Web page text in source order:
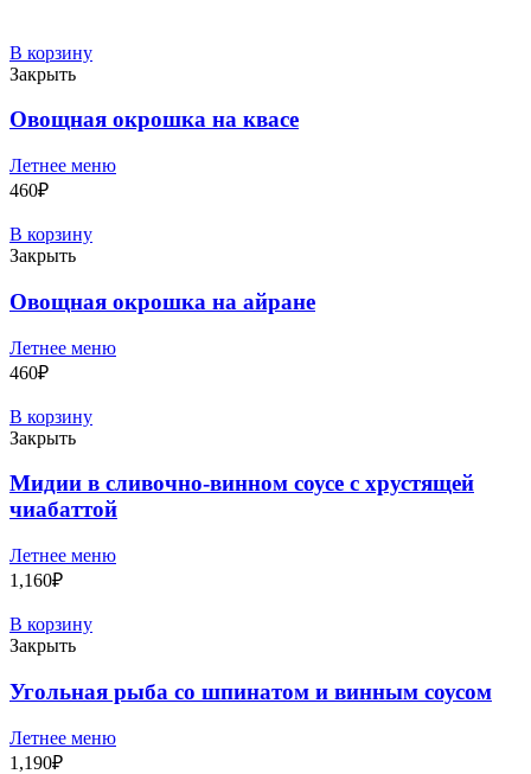
В корзину
Закрыть
Овощная окрошка на квасе
Летнее меню
460₽
В корзину
Закрыть
Овощная окрошка на айране
Летнее меню
460₽
В корзину
Закрыть
Мидии в сливочно-винном соусе с хрустящей
чиабаттой
Летнее меню
1,160₽
В корзину
Закрыть
Угольная рыба со шпинатом и винным соусом
Летнее меню
1,190₽